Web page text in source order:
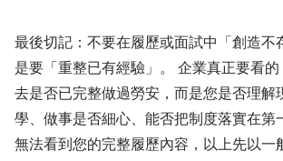
最後切記：不要在履歷或面試中「創造不
是要「重整已有經驗」。 企業真正要看
去是否已完整做過勞安，而是您是否理解
學、做事是否細心、能否把制度落實在第
無法看到您的完整履歷內容，以上先以一